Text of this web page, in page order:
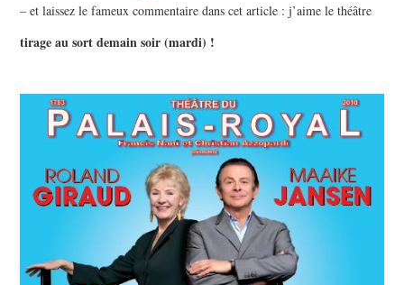
– et laissez le fameux commentaire dans cet article : j’aime le théâtre
tirage au sort demain soir (mardi) !